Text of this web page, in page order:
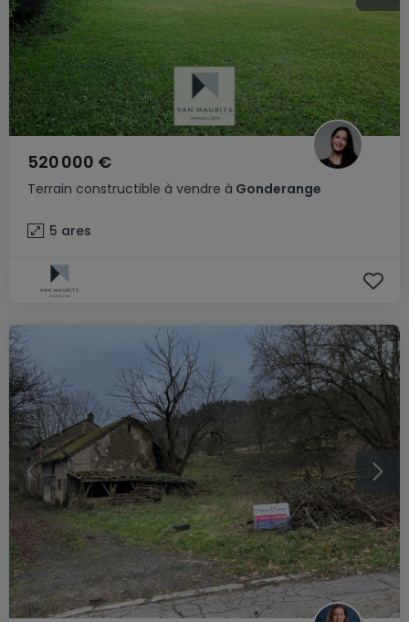
Terrain constructible à vendre à Gonderange
520 000 €
5 ares